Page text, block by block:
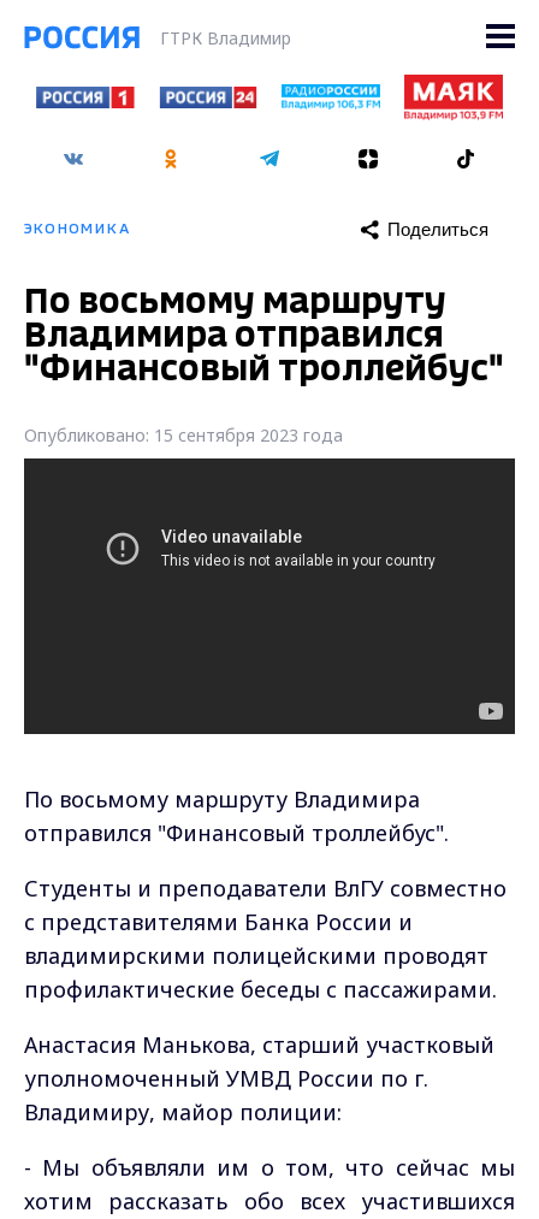
ГТРК Владимир
ЭКОНОМИКА Поделиться
По восьмому маршруту
Владимира отправился
"Финансовый троллейбус"
Опубликовано: 15 сентября 2023 года
По восьмому маршруту Владимира
отправился "Финансовый троллейбус".
Студенты и преподаватели ВлГУ совместно
с представителями Банка России и
владимирскими полицейскими проводят
профилактические беседы с пассажирами.
Анастасия Манькова, старший участковый
уполномоченный УМВД России по г.
Владимиру, майор полиции:
- Мы объявляли им о том, что сейчас мы
хотим рассказать обо всех участившихся